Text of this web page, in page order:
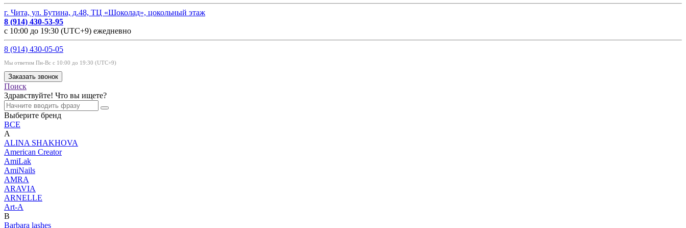
г. Чита, ул. Бутина, д.48, ТЦ «Шоколад», цокольный этаж
8 (914) 430-53-95
с 10:00 до 19:30 (UTC+9) ежедневно
8 (914) 430-05-05
Мы ответим Пн-Вс с 10:00 до 19:30 (UTC+9)
Заказать звонок
Поиск
Здравствуйте! Что вы ищете?
Выберите бренд
ВСЕ
A
ALINA SHAKHOVA
American Creator
AmiLak
AmiNails
AMRA
ARAVIA
ARNELLE
Art-A
B
Barbara lashes